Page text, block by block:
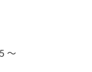
～